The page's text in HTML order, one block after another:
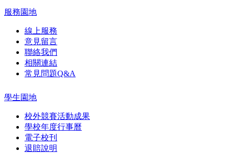
服務園地
線上服務
意見留言
聯絡我們
相關連結
常見問題Q&A
學生園地
校外競賽活動成果
學校年度行事曆
電子校刊
退賠說明